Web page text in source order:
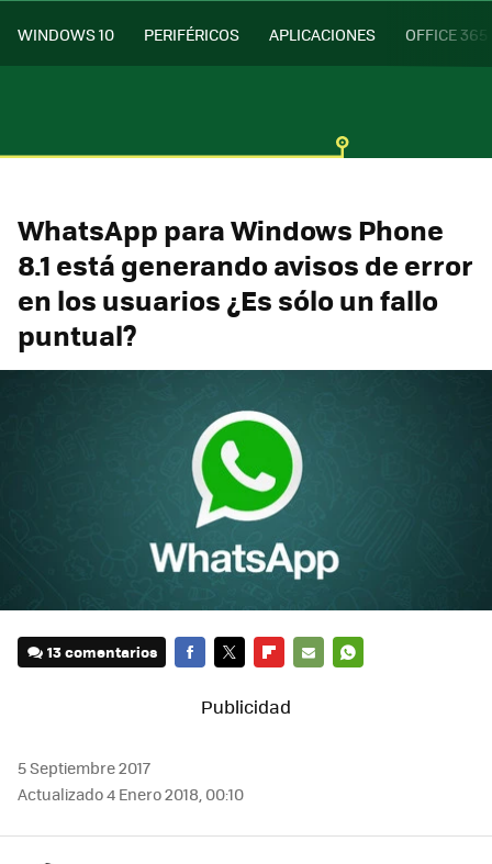
WINDOWS 10 PERIFÉRICOS APLICACIONES OFFICE 365
WhatsApp para Windows Phone
8.1 está generando avisos de error
en los usuarios ¿Es sólo un fallo
puntual?
13 comentarios
5 Septiembre 2017
Actualizado 4 Enero 2018, 00:10